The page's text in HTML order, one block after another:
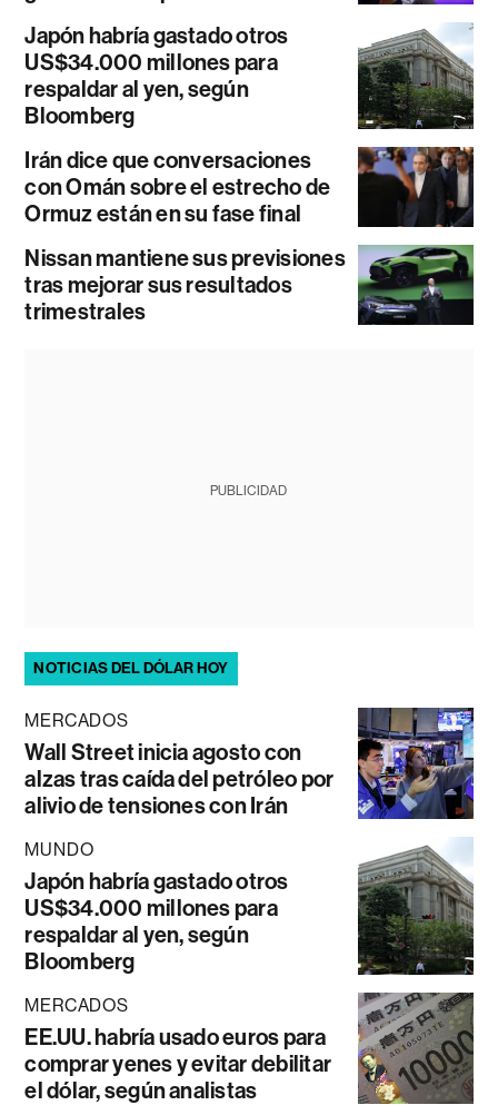
Japón habría gastado otros
US$34.000 millones para
respaldar al yen, según
Bloomberg
Irán dice que conversaciones
con Omán sobre el estrecho de
Ormuz están en su fase final
Nissan mantiene sus previsiones
tras mejorar sus resultados
trimestrales
PUBLICIDAD
NOTICIAS DEL DÓLAR HOY
MERCADOS
Wall Street inicia agosto con
alzas tras caída del petróleo por
alivio de tensiones con Irán
MUNDO
Japón habría gastado otros
US$34.000 millones para
respaldar al yen, según
Bloomberg
MERCADOS
EE.UU. habría usado euros para
comprar yenes y evitar debilitar
el dólar, según analistas